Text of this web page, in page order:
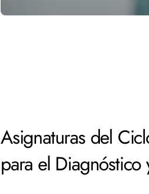
Asignaturas del
para el